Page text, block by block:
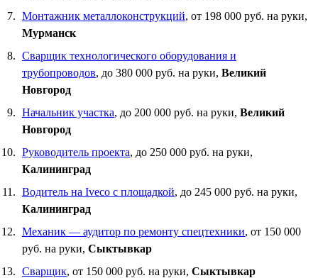
Монтажник металлоконструкций, от 198 000 руб. на руки,
Мурманск
Сварщик технологического оборудования и
трубопроводов, до 380 000 руб. на руки, Великий
Новгород
Начальник участка, до 200 000 руб. на руки, Великий
Новгород
Руководитель проекта, до 250 000 руб. на руки,
Калининград
Водитель на Iveco с площадкой, до 245 000 руб. на руки,
Калининград
Механик — аудитор по ремонту спецтехники, от 150 000
руб. на руки, Сыктывкар
Сварщик, от 150 000 руб. на руки, Сыктывкар